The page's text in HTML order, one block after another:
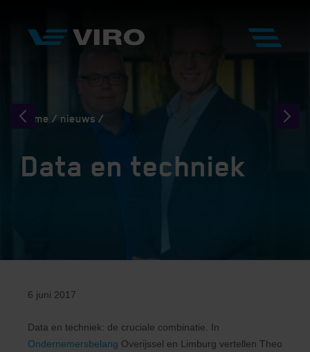
Home nieuws
Data en techniek
6 juni 2017
Data en techniek: de cruciale combinatie. In
Ondernemersbelang Overijssel en Limburg vertellen Theo